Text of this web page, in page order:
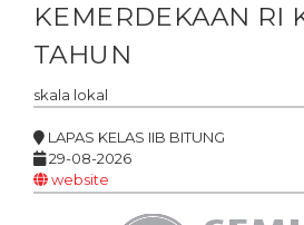
KEMERDEKAAN RI
TAHUN
skala lokal
LAPAS KELAS IIB BITUNG
29-08-2026
website